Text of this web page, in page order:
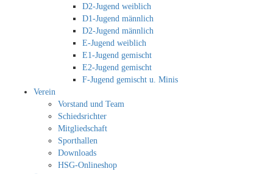
D2-Jugend weiblich
D1-Jugend männlich
D2-Jugend männlich
E-Jugend weiblich
E1-Jugend gemischt
E2-Jugend gemischt
F-Jugend gemischt u. Minis
Verein
Vorstand und Team
Schiedsrichter
Mitgliedschaft
Sporthallen
Downloads
HSG-Onlineshop